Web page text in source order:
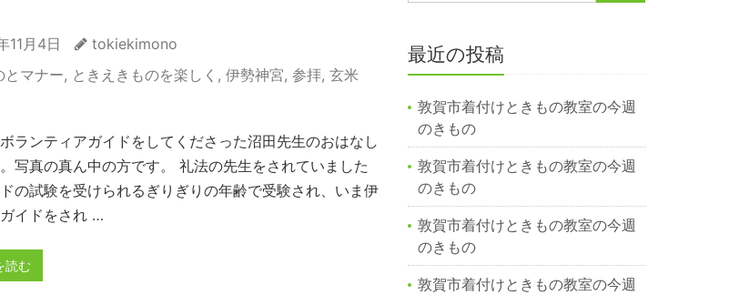
月4日
tokiekimono
とマナー, ときえきものを楽しく , 伊勢神宮, 参拝, 玄米
ランティアガイドをしてくださった沼田先生のおはなし
写真の真ん中の方です。 礼法の先生をされていました
の試験を受けられるぎりぎりの年齢で受験され、いま伊
イドをされ …
読む
最近の投稿
敦賀市着付けときもの教室の今週
のきもの
敦賀市着付けときもの教室の今週
のきもの
敦賀市着付けときもの教室の今週
のきもの
敦賀市着付けときもの教室の今週